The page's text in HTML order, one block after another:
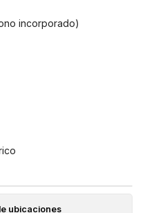
incorporado)
ubicaciones